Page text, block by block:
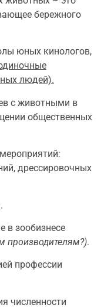
бережного
юных кинологов,
людей).
с животными в
общественных
дрессировочных
в зообизнесе
производителям?).
профессии
численности